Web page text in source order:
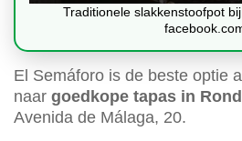
Traditionele slakkenstoofpot
El Semáforo is de beste optie
naar goedkope tapas in
Avenida de Málaga, 20.